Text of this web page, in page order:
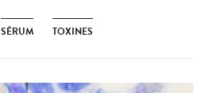
SÉRUM TOXINES